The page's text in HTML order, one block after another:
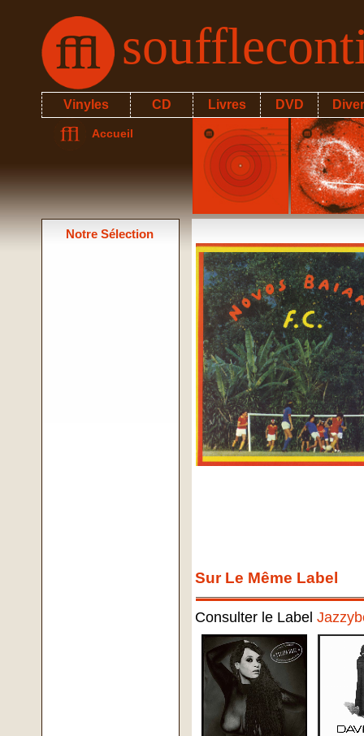
Vinyles CD Livres DVD
Accueil
Notre Sélection
Sur Le Même Label
Consulter le Label